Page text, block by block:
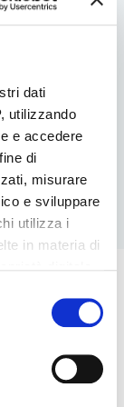
dati
utilizzando
e accedere
di
misurare
e sviluppare
utilizza i
in materia di
qualsiasi
facendo clic